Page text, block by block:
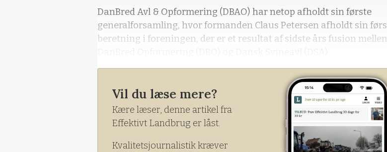
DanBred Avl & Opformering (DBAO) har netop afholdt sin første
generalforsamling, hvor formanden Claus Petersen afholdt sin
beretning i foreningen, der er et resultat af sidste års fusion
Vil du læse mere?
Kære læser, denne artikel fra
Effektivt Landbrug er låst.
Kvalitetsjournalistik kræver